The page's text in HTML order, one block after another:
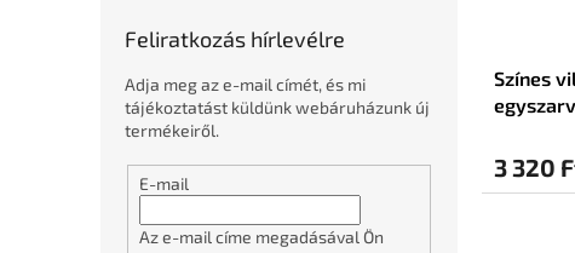
Feliratkozás hírlevélre
Adja meg az e-mail címét, és mi
tájékoztatást küldünk webáruházunk új
termékeiről.
E-mail
Az e-mail címe megadásával Ön
Színes
3 320